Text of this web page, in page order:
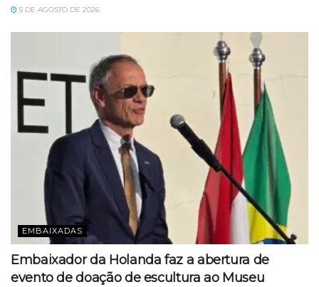
5 DE AGOSTO DE 2026
EMBAIXADAS
Embaixador da Holanda faz a abertura de
evento de doação de escultura ao Museu